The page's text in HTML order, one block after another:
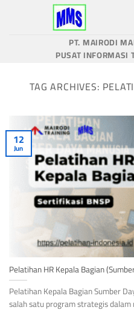
PT. MAIRODI
PUSAT INFORMASI
TAG ARCHIVES:
Pelatihan HR Kepala Bagian
Pelatihan Kepala Bagian Sumber
salah satu program strategis
12
Jun